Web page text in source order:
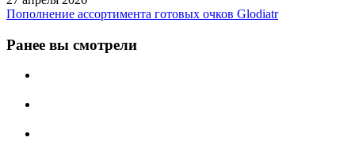
Пополнение ассортимента готовых очков Glodiatr
Ранее вы смотрели